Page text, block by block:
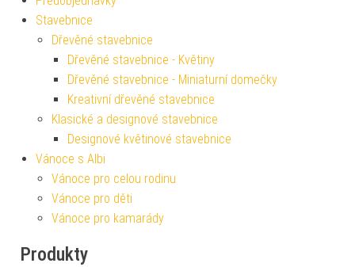
Stavebnice
Dřevěné stavebnice
Dřevěné stavebnice - Květiny
Dřevěné stavebnice - Miniaturní domečky
Kreativní dřevěné stavebnice
Klasické a designové stavebnice
Designové květinové stavebnice
Vánoce s Albi
Vánoce pro celou rodinu
Vánoce pro děti
Vánoce pro kamarády
Produkty